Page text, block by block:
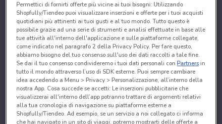
Permettici di fornirti offerte più vicine ai tuoi bisogni: Utilizzando
Shopfully/Tiendeo puoi visualizzare inserzioni e offerte per i tuoi acquisti
quotidiani più attinenti ai tuoi gusti e al tuo mondo. Tutto questo è
possibile grazie ad una serie di strumenti e analisi effettuate in base alle
tue attività all'interno dell'applicazione e sulle piattaforme collegate,
come indicato nel paragrafo 2 della Privacy Policy. Per fare questo,
abbiamo bisogno del tuo consenso sull'uso dei dati raccolti a tale fine.
Se dai il tuo consenso condivideremo i tuoi dati personali conPartnersin
tutto il mondo attraverso l’uso di SDK esterne. Puoi sempre cambiare
idea accedendo a Menu > Privacy > Personalizzazione, all’interno della
nostra App. Cosa succede se accetti: Le inserzioni pubblicitarie che
visualizzerai all'interno dell’app potranno trattare di argomenti relativi
alla tua cronologia di navigazione su piattaforme esterne a
Shopfully/Tiendeo. Ad esempio, se un servizio a noi collegato ci informa
che hai navigato in un sito di viaggi, potremo mostrarti delle offerte a